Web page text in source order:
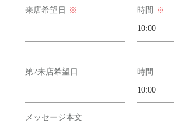
来店希望日 ※ 時間 ※
第2来店希望日 時間
メッセージ本文